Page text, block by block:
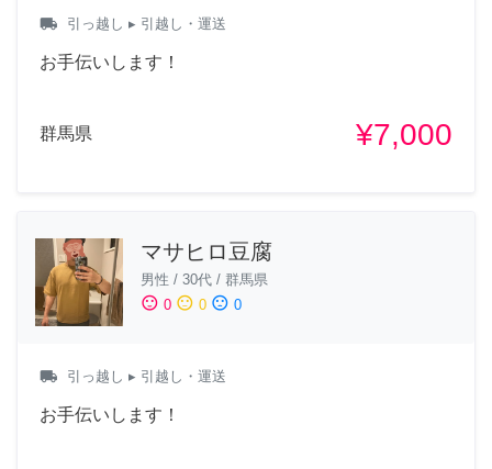
local_shipping 引っ越し ▸ 引越し・運送
お手伝いします！
群馬県 ¥7,000
マサヒロ豆腐
男性 / 30代 / 群馬県
sentiment_satisfied 0 sentiment_neutral 0 sentiment_dissatisfied 0
local_shipping 引っ越し ▸ 引越し・運送
お手伝いします！